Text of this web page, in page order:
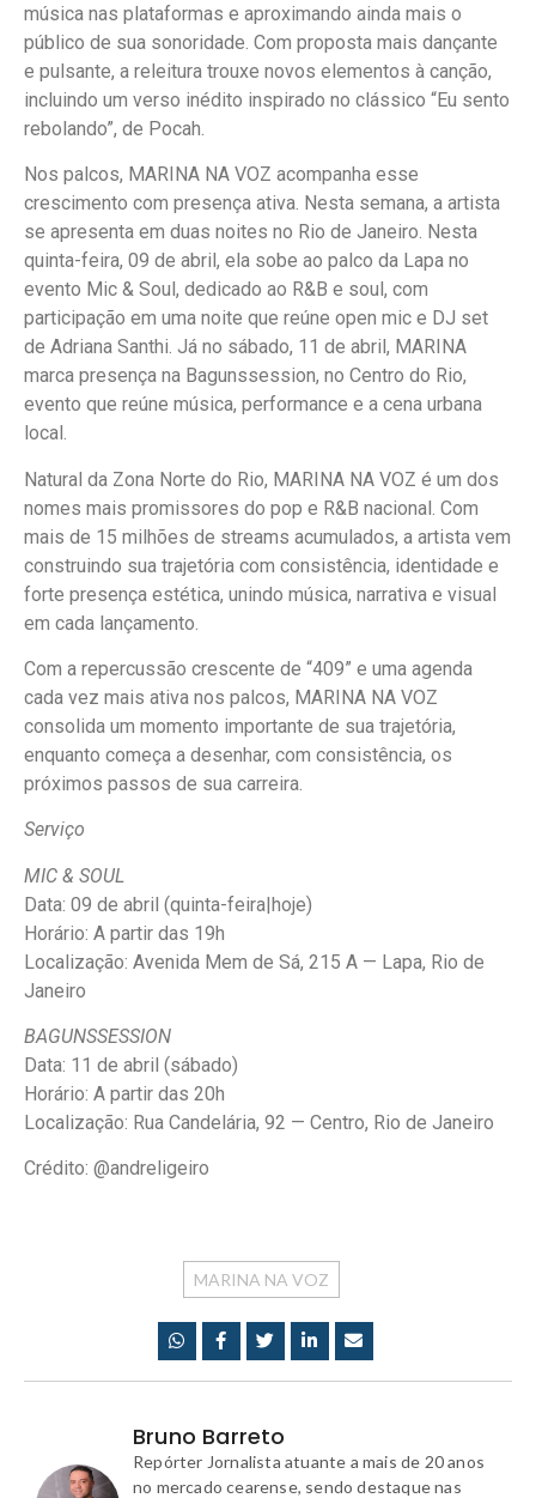
música nas plataformas e aproximando ainda mais o
público de sua sonoridade. Com proposta mais dançante
e pulsante, a releitura trouxe novos elementos à canção,
incluindo um verso inédito inspirado no clássico “Eu sento
rebolando”, de Pocah.
Nos palcos, MARINA NA VOZ acompanha esse
crescimento com presença ativa. Nesta semana, a artista
se apresenta em duas noites no Rio de Janeiro. Nesta
quinta-feira, 09 de abril, ela sobe ao palco da Lapa no
evento Mic & Soul, dedicado ao R&B e soul, com
participação em uma noite que reúne open mic e DJ set
de Adriana Santhi. Já no sábado, 11 de abril, MARINA
marca presença na Bagunssession, no Centro do Rio,
evento que reúne música, performance e a cena urbana
local.
Natural da Zona Norte do Rio, MARINA NA VOZ é um dos
nomes mais promissores do pop e R&B nacional. Com
mais de 15 milhões de streams acumulados, a artista vem
construindo sua trajetória com consistência, identidade e
forte presença estética, unindo música, narrativa e visual
em cada lançamento.
Com a repercussão crescente de “409” e uma agenda
cada vez mais ativa nos palcos, MARINA NA VOZ
consolida um momento importante de sua trajetória,
enquanto começa a desenhar, com consistência, os
próximos passos de sua carreira.
Serviço
MIC & SOUL
Data: 09 de abril (quinta-feira|hoje)
Horário: A partir das 19h
Localização: Avenida Mem de Sá, 215 A — Lapa, Rio de
Janeiro
BAGUNSSESSION
Data: 11 de abril (sábado)
Horário: A partir das 20h
Localização: Rua Candelária, 92 — Centro, Rio de Janeiro
Crédito: @andreligeiro
MARINA NA VOZ
Bruno Barreto
Repórter Jornalista atuante a mais de 20 anos
no mercado cearense, sendo destaque nas